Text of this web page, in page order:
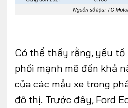
Có thể thấy rằng, yếu
phối mạnh mẽ đến khả
của các mẫu xe trong
đô thị. Trước đây, Ford